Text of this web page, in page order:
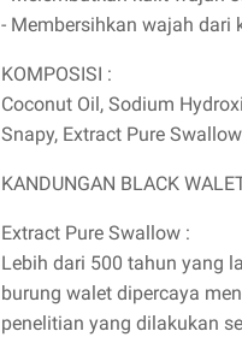
- Membersihkan wajah dari
KOMPOSISI :
Coconut Oil, Sodium
Snapy, Extract Pure
KANDUNGAN BLACK
Extract Pure Swallow :
Lebih dari 500 tahun yang
burung walet dipercaya
penelitian yang dilakukan